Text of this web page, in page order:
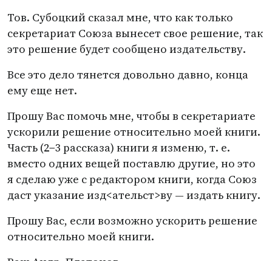
Тов. Субоцкий сказал мне, что как только
секретариат Союза вынесет свое решение, так
это решение будет сообщено издательству.
Все это дело тянется довольно давно, конца
ему еще нет.
Прошу Вас помочь мне, чтобы в секретариате
ускорили решение относительно моей книги.
Часть (2−3 рассказа) книги я изменю, т. е.
вместо одних вещей поставлю другие, но это
я сделаю уже с редактором книги, когда Союз
даст указание изд<ательcт>ву — издать книгу.
Прошу Вас, если возможно ускорить решение
относительно моей книги.